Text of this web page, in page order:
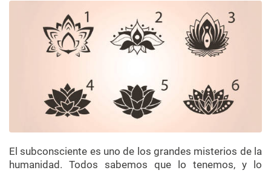
El subconsciente es uno de los grandes misterios de la
humanidad. Todos sabemos que lo tenemos, y lo